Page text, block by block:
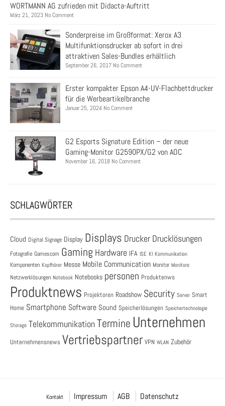
WORTMANN AG zufrieden mit Didacta-Auftritt
März 21, 2023 No Comment
Sonderpreise im Großformat: Xerox A3
Multifunktionsdrucker ab sofort in drei
attraktiven Sales-Bundles erhältlich
September 26, 2017 No Comment
Erster kompakter Epson A4-UV-Flachbettdrucker
für die Werbeartikelbranche
Januar 25, 2024 No Comment
G2 Esports Signature Edition – der neue
Gaming-Monitor G2590PX/G2 von AOC
November 16, 2018 No Comment
SCHLAGWÖRTER
Cloud Digital Signage Display Displays Drucker Drucklösungen
Fotografie Gamescom Gaming Hardware IFA ISE KI Kommunikation
Komponenten Kopfhörer Messe Mobile Communication Monitor Monitore
Netzwerklösungen Notebook Notebooks personen Produktenws
Produktnews Projektoren Roadshow Security Server Smart
Home Smartphone Software Sound Speicherlösungen Speichertechnologie
Storage Telekommunikation Termine Unternehmen
Unternehmensnews Vertriebspartner VPN WLAN Zubehör
Kontakt Impressum AGB Datenschutz